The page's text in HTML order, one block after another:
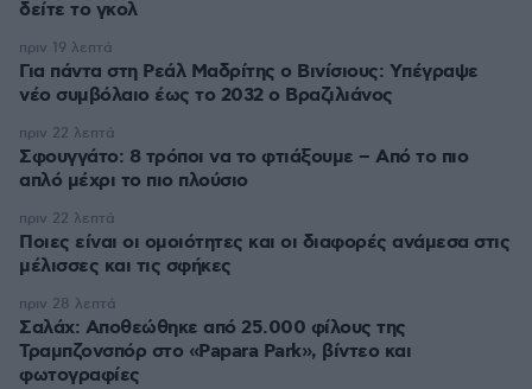
Για πάντα στη Ρεάλ Μαδρίτης ο Βινίσιους: Yπέγραψε
νέο συμβόλαιο έως το 2032 ο Βραζιλιάνος
πριν 19 λεπτά
Σφουγγάτο: 8 τρόποι να το φτιάξουμε – Από το πιο
απλό μέχρι το πιο πλούσιο
πριν 22 λεπτά
Ποιες είναι οι ομοιότητες και οι διαφορές ανάμεσα στις
μέλισσες και τις σφήκες
πριν 22 λεπτά
Σαλάχ: Αποθεώθηκε από 25.000 φίλους της
Τραμπζονσπόρ στο «Papara Park», βίντεο και
φωτογραφίες
πριν 28 λεπτά